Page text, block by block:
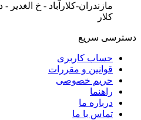
مازندران-کلارآباد - خ
کلار
دسترسی سریع
حساب کاربری
قوانین و مقررات
حریم خصوصی
راهنما
درباره ما
تماس با ما